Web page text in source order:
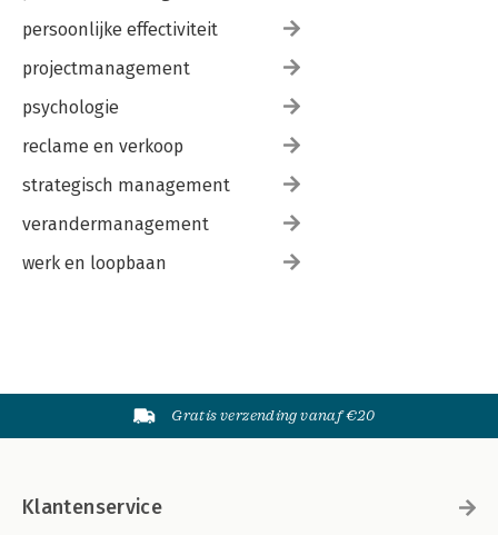
persoonlijke effectiviteit
projectmanagement
psychologie
reclame en verkoop
strategisch management
verandermanagement
werk en loopbaan
Gratis verzending vanaf €20
Klantenservice